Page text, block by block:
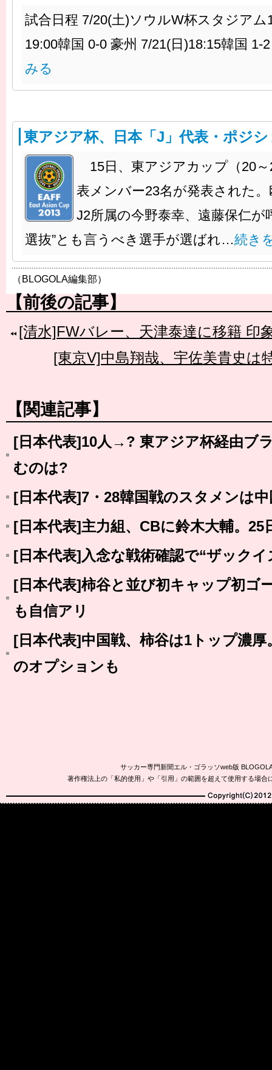
試合日程 7/20(土)ソウルW杯スタジアム
19:00韓国 0-0 豪州 7/21(日)18:15韓国
みる
東アジア杯、日本「J」代表・ポジ
15日、東アジアカップ（20
表メンバー23名が発表された
J2所属の今野泰幸、遠藤保仁が
選抜”とも言うべき選手が選ばれ…続き
（BLOGOLA編集部）
【前後の記事】
[清水]FWバレー、天津泰達に移籍 印
[東京V]中島翔哉、宇佐美貴史は
【関連記事】
[日本代表]10人→? 東アジア杯経由ブ
むのは?
[日本代表]7・28韓国戦のスタメンは
[日本代表]主力組、CBに鈴木大輔。25
[日本代表]入念な戦術確認で“ザック
[日本代表]柿谷と並び初キャップ初ゴ
も自信アリ
[日本代表]中国戦、柿谷は1トップ濃
のオプションも
サッカー専門新聞エル・ゴラッソweb版
著作権法上の「私的使用」や「引用」の範囲を超えて使用する場
Copyright(C)2010-